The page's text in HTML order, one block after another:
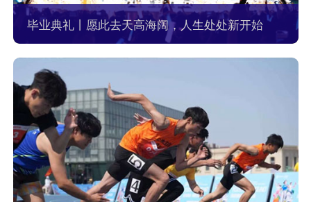
毕业典礼丨愿此去天高海阔，人生处处新开始